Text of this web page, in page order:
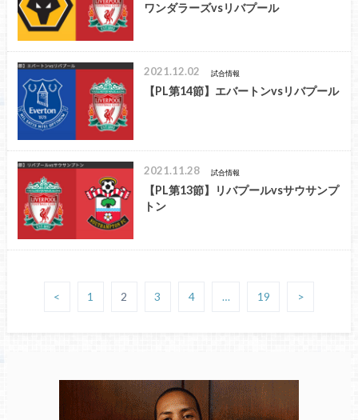
ワンダラーズvsリバプール
2021.12.02 試合情報
【PL第14節】エバートンvsリバプール
2021.11.28 試合情報
【PL第13節】リバプールvsサウサンプ
トン
< 1 2 3 4 … 19 >